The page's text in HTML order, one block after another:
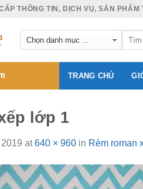
THÔNG TIN, DỊCH VỤ, SẢN PHẨM
TRANG CHỦ
lớp 1
at640 × 960 in Rèm roman